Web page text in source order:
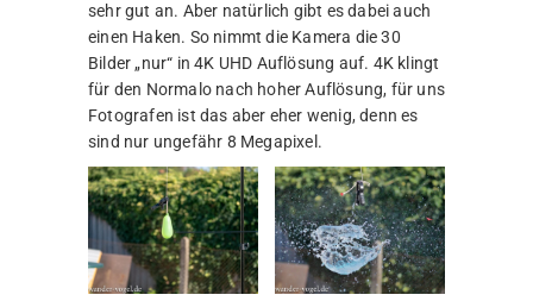
sehr gut an. Aber natürlich gibt es dabei auch
einen Haken. So nimmt die Kamera die 30
Bilder „nur“ in 4K UHD Auflösung auf. 4K klingt
für den Normalo nach hoher Auflösung, für uns
Fotografen ist das aber eher wenig, denn es
sind nur ungefähr 8 Megapixel.